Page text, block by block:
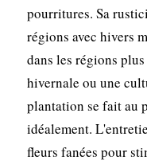
pourritures. Sa
régions avec hivers
dans les régions
hivernale ou une
plantation se fait au
idéalement.
fleurs fanées pour